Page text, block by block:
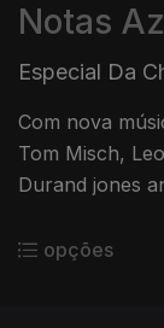
Notas
Especial Da
Com nova
Tom Misch,
Durand jones
opções